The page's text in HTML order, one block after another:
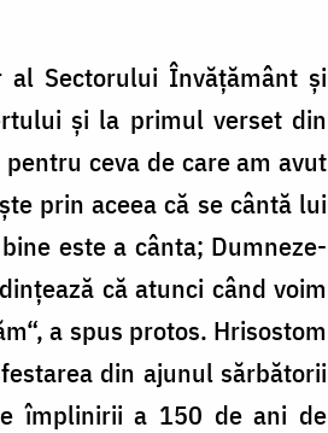
al Sec­torului Învățământ și
și la primul verset din
ceva de care am avut
prin aceea că se cântă lui
este a cânta; Dum­ne­ze­
că atunci când voim
a spus protos. Hrisostom
din ajunul sărbătorii
împlinirii a 150 de ani de